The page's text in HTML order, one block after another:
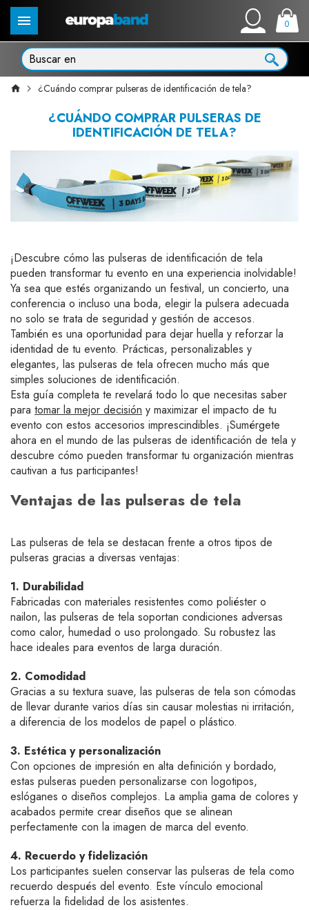
0
¿Cuándo comprar pulseras de identificación de tela?
¿CUÁNDO COMPRAR PULSERAS DE
IDENTIFICACIÓN DE TELA?
¡Descubre cómo las pulseras de identificación de tela
pueden transformar tu evento en una experiencia inolvidable!
Ya sea que estés organizando un festival, un concierto, una
conferencia o incluso una boda, elegir la pulsera adecuada
no solo se trata de seguridad y gestión de accesos.
También es una oportunidad para dejar huella y reforzar la
identidad de tu evento. Prácticas, personalizables y
elegantes, las pulseras de tela ofrecen mucho más que
simples soluciones de identificación.
Esta guía completa te revelará todo lo que necesitas saber
para tomar la mejor decisión y maximizar el impacto de tu
evento con estos accesorios imprescindibles. ¡Sumérgete
ahora en el mundo de las pulseras de identificación de tela y
descubre cómo pueden transformar tu organización mientras
cautivan a tus participantes!
Ventajas de las pulseras de tela
Las pulseras de tela se destacan frente a otros tipos de
pulseras gracias a diversas ventajas:
1. Durabilidad
Fabricadas con materiales resistentes como poliéster o
nailon, las pulseras de tela soportan condiciones adversas
como calor, humedad o uso prolongado. Su robustez las
hace ideales para eventos de larga duración.
2. Comodidad
Gracias a su textura suave, las pulseras de tela son cómodas
de llevar durante varios días sin causar molestias ni irritación,
a diferencia de los modelos de papel o plástico.
3. Estética y personalización
Con opciones de impresión en alta definición y bordado,
estas pulseras pueden personalizarse con logotipos,
eslóganes o diseños complejos. La amplia gama de colores y
acabados permite crear diseños que se alinean
perfectamente con la imagen de marca del evento.
4. Recuerdo y fidelización
Los participantes suelen conservar las pulseras de tela como
recuerdo después del evento. Este vínculo emocional
refuerza la fidelidad de los asistentes.